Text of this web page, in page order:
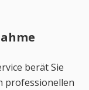
berät Sie
professionellen